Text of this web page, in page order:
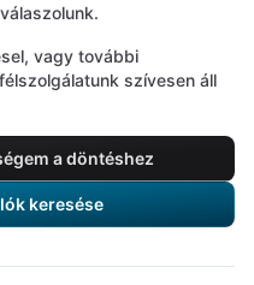
vagy további
szívesen áll
a döntéshez
keresése